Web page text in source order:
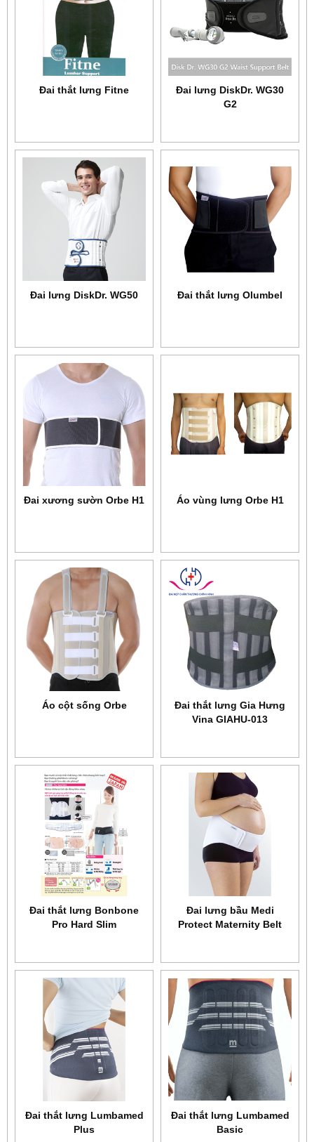
Đai thắt lưng Fitne
Đai lưng DiskDr. WG30
G2
Đai lưng DiskDr. WG50 Đai thắt lưng Olumbel
Đai xương sườn Orbe H1 Áo vùng lưng Orbe H1
Áo cột sống Orbe
Đai thắt lưng Gia Hưng
Vina GIAHU-013
Đai thắt lưng Bonbone
Pro Hard Slim
Đai lưng bầu Medi
Protect Maternity Belt
Đai thắt lưng Lumbamed
Plus
Đai thắt lưng Lumbamed
Basic